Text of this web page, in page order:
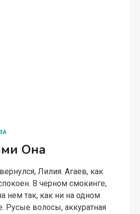
Она
Лилия. Агаев, как
В черном смокинге,
нем так, как ни на одном
Русые волосы, аккуратная